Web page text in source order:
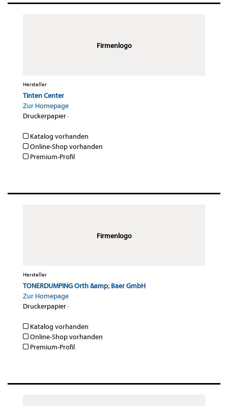
Firmenlogo
Hersteller
Tinten Center
Zur Homepage
Druckerpapier·
Katalog vorhanden
Online-Shop vorhanden
Premium-Profil
Firmenlogo
Hersteller
TONERDUMPING Orth &amp; Baer GmbH
Zur Homepage
Druckerpapier·
Katalog vorhanden
Online-Shop vorhanden
Premium-Profil